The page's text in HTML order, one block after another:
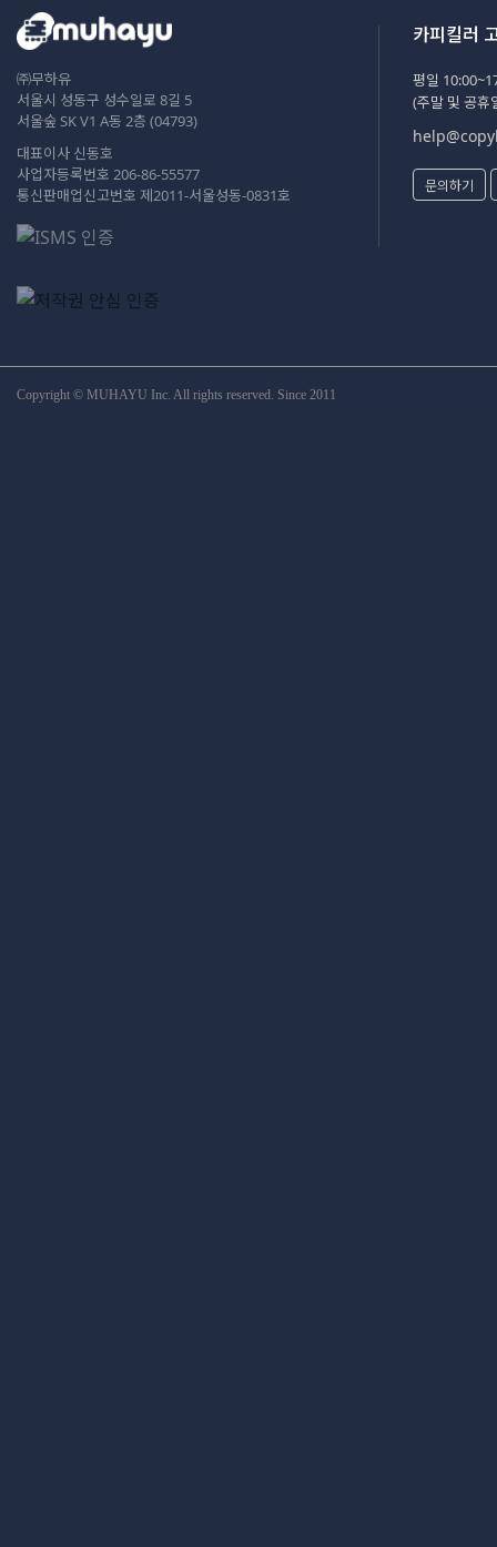
㈜무하유
서울시 성동구 성수일로 8길 5
서울숲 SK V1 A동 2층 (04793)
대표이사 신동호
사업자등록번호 206-86-55577
통신판매업신고번호 제2011-서울성동-0831호
카피킬러
평일
(주말 및 공휴
문의하기
Copyright © MUHAYU Inc. All rights reserved. Since 2011